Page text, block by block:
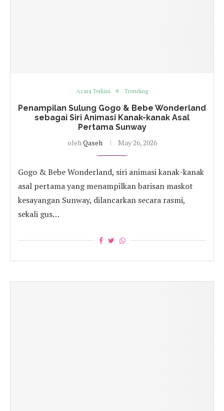
Acara Terkini Trending
Penampilan Sulung Gogo & Bebe Wonderland
sebagai Siri Animasi Kanak-kanak Asal
Pertama Sunway
oleh Qaseh May 26, 2026
Gogo & Bebe Wonderland, siri animasi kanak-kanak
asal pertama yang menampilkan barisan maskot
kesayangan Sunway, dilancarkan secara rasmi,
sekali gus…